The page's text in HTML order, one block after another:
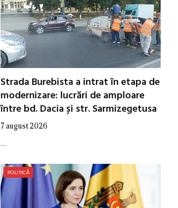
Strada Burebista a intrat în etapa de
modernizare: lucrări de amploare
între bd. Dacia și str. Sarmizegetusa
7 august 2026
…
POLITICĂ